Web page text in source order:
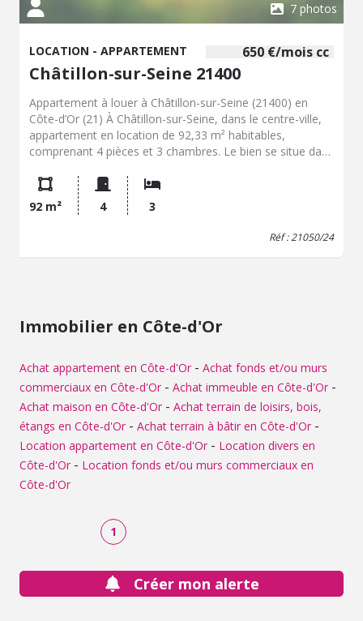
7 photos
650 €/mois cc
LOCATION - APPARTEMENT
Châtillon-sur-Seine 21400
Appartement à louer à Châtillon-sur-Seine (21400) en
Côte-d’Or (21) À Châtillon-sur-Seine, dans le centre-ville,
appartement en location de 92,33 m² habitables,
comprenant 4 pièces et 3 chambres. Le bien se situe dans
et équipements de proximité de la commune. La surface
habitable est de 92,33 m². Le logement comprend une
distribution sur 4 pièces, avec 3 chambres. La localisation
en centre-ville facilite les déplacements à pied vers les
services et équipements, ainsi que d’un tissu commerçant
établissements scolaires, des infrastructures sportives,
des équipements culturels et des accès vers les axes
routiers du secteur. La commune est également connue
pour son patrimoine historique et ses espaces naturels
environnants. Loyer : 650 €. Contactez notre office
notarial pour obtenir de plus amples renseignements sur
appartement à louer à Châtillon-sur-Seine.
92 m² 4 3
Réf : 21050/24
Immobilier en Côte-d'Or
Achat appartement en Côte-d'Or - Achat fonds et/ou murs
commerciaux en Côte-d'Or - Achat immeuble en Côte-d'Or -
Achat maison en Côte-d'Or - Achat terrain de loisirs, bois,
étangs en Côte-d'Or - Achat terrain à bâtir en Côte-d'Or -
Location appartement en Côte-d'Or - Location divers en
Côte-d'Or - Location fonds et/ou murs commerciaux en
Côte-d'Or
1
Créer mon alerte